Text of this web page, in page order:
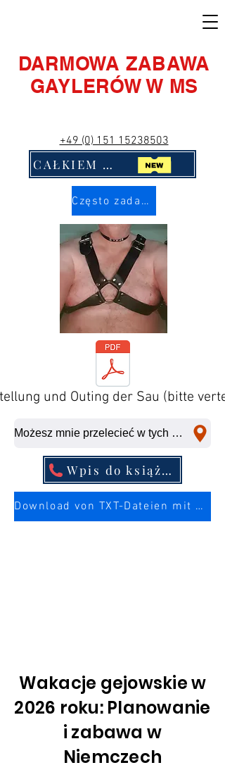
DARMOWA ZABAWA
GAYLERÓW W MS
+49 (0) 151 15238503
CAŁKIEM NOWY! Kliknij mnie!!
Często zadawane pytania
und Outing der Sau (bitte
Możesz mnie przelecieć w tych miejscach w krótkim czasie.
Wpis do książki telefonicznej
Download von TXT-Dateien mit mehr Infos über die Sau
Wakacje gejowskie w
2026 roku: Planowanie
i zabawa w
Niemczech